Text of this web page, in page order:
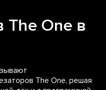
The One в
The One, решая